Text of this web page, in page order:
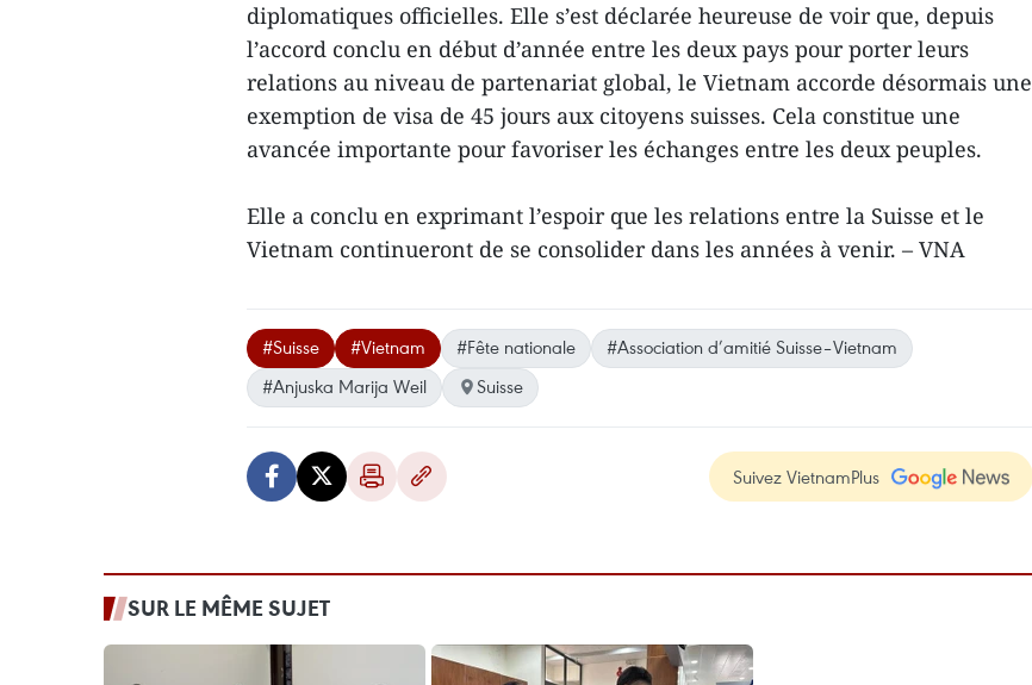
diplomatiques officielles. Elle s’est déclarée heureuse de voir que, depuis
l’accord conclu en début d’année entre les deux pays pour porter leurs
relations au niveau de partenariat global, le Vietnam accorde désormais une
exemption de visa de 45 jours aux citoyens suisses. Cela constitue une
avancée importante pour favoriser les échanges entre les deux peuples.
Elle a conclu en exprimant l’espoir que les relations entre la Suisse et le
Vietnam continueront de se consolider dans les années à venir. – VNA
#Suisse #Vietnam #Fête nationale
#Association d’amitié Suisse–Vietnam
#Anjuska Marija Weil
Suisse
Suivez VietnamPlus
SUR LE MÊME SUJET